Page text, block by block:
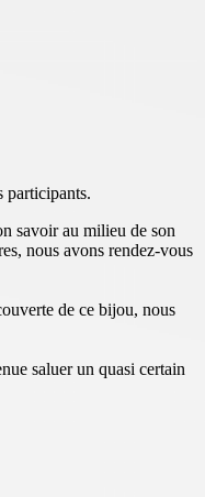
participants.
savoir au milieu de son
nous avons rendez-vous
de ce bijou, nous
saluer un quasi certain